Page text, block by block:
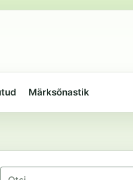
Märksõnastik
Otsing